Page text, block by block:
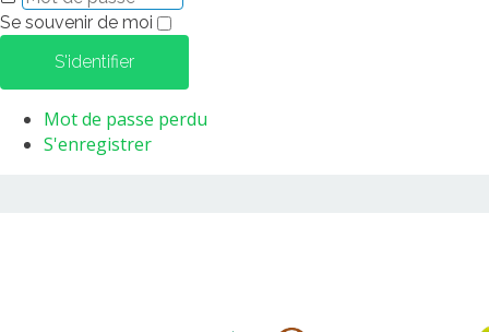
Se souvenir de moi
S'identifier
Mot de passe perdu
S'enregistrer